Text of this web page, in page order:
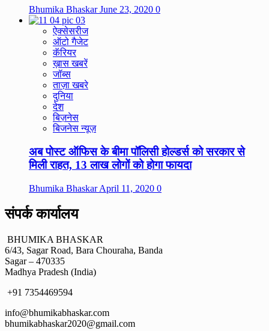
Bhumika BhaskarJune 23, 2020 0
ऐक्सेसरीज
ऑटो गैजेट
कॅरियर
ख़ास खबरें
जॉब्स
ताज़ा खबरे
दुनिया
देश
बिज़नेस
बिजनेस न्यूज़
अब पोस्ट ऑफिस के बीमा पॉलिसी होल्डर्स को सरकार से
मिली राहत, 13 लाख लोगों को होगा फायदा
Bhumika BhaskarApril 11, 2020 0
संपर्क कार्यालय
BHUMIKA BHASKAR
6/43, Sagar Road, Bara Chouraha, Banda
Sagar – 470335
Madhya Pradesh (India)
+91 7354469594
info@bhumikabhaskar.com
bhumikabhaskar2020@gmail.com